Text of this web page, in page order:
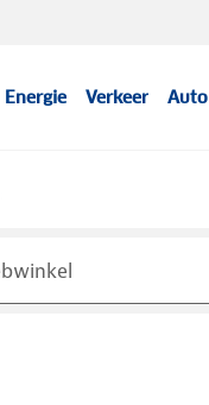
Energie Verkeer Auto